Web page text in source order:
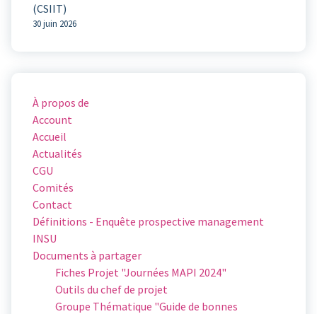
(CSIIT)
30 juin 2026
À propos de
Account
Accueil
Actualités
CGU
Comités
Contact
Définitions - Enquête prospective management
INSU
Documents à partager
Fiches Projet "Journées MAPI 2024"
Outils du chef de projet
Groupe Thématique "Guide de bonnes